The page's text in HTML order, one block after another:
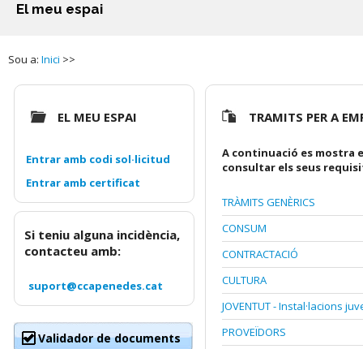
El meu espai
Sou a: Inici >>
TRAMITS PER A
A continuació es mostra
consultar els seus
TRÀMITS GENÈRICS
CONSUM
CONTRACTACIÓ
CULTURA
JOVENTUT - Instal·lacions
PROVEÏDORS
EL MEU ESPAI
Entrar amb codi sol·licitud
Si teniu alguna incidència,
contacteu amb:
suport@ccapenedes.cat
Validador de documents